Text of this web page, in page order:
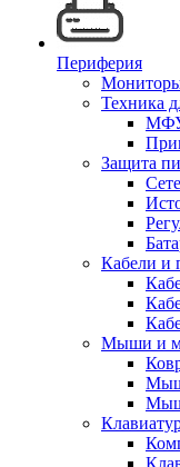
Периферия
Техника
МФУ
Защита
Кабели и
Мыши и